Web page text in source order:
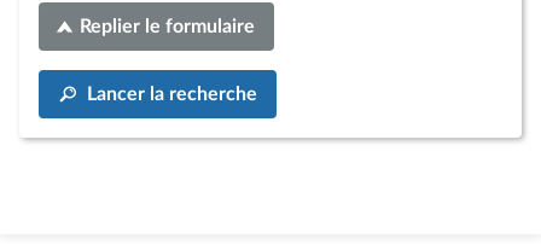
Replier le formulaire
Lancer la recherche